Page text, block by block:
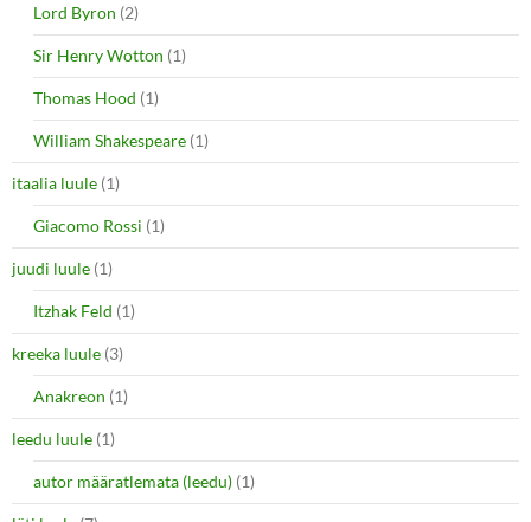
Lord Byron (2)
Sir Henry Wotton (1)
Thomas Hood (1)
William Shakespeare (1)
itaalia luule (1)
Giacomo Rossi (1)
juudi luule (1)
Itzhak Feld (1)
kreeka luule (3)
Anakreon (1)
leedu luule (1)
autor määratlemata (leedu) (1)